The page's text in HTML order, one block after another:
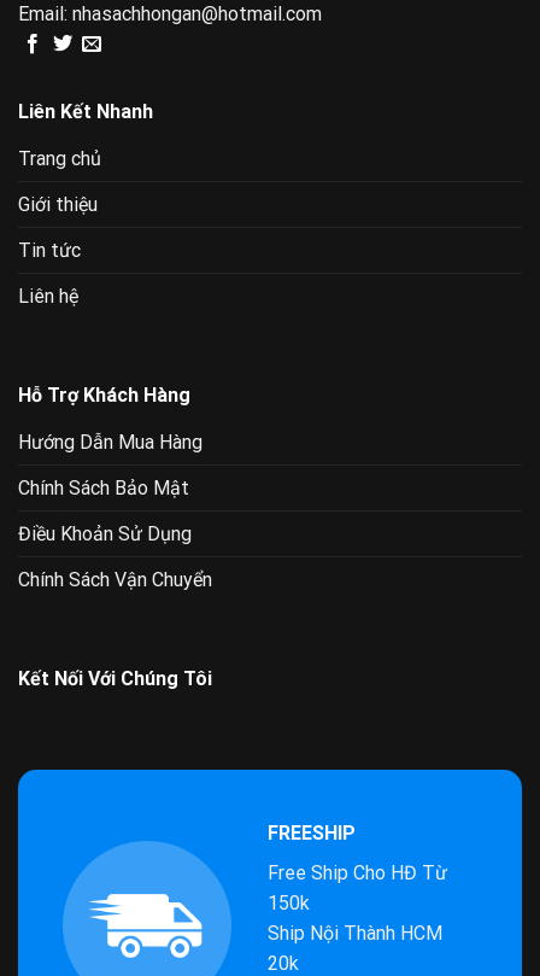
Email: nhasachhongan@hotmail.com
Liên Kết Nhanh
Trang chủ
Giới thiệu
Tin tức
Liên hệ
Hỗ Trợ Khách Hàng
Hướng Dẫn Mua Hàng
Chính Sách Bảo Mật
Điều Khoản Sử Dụng
Chính Sách Vận Chuyển
Kết Nối Với Chúng Tôi
FREESHIP
Free Ship Cho HĐ Từ
150k
Ship Nội Thành HCM
20k